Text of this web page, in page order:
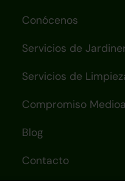
Conócenos
Servicios de
Servicios de
Compromiso
Blog
Contacto